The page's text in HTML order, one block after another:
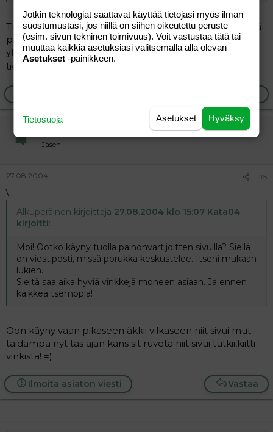
Tuo iski silmään et et marjoja ja hedelmiä aamupäivästä
paitsi banskuu illalla..miks näin?Siis mikä merkitys sil on
yleensäkkin et mitä syö aamusta ja mitä illasta? Kun ei
tiedä tää...
Jäsen
27.08.2004 #5
\
Alkuperäinen kirjoittaja 27.08.2004 klo 15:07 Kata04
kirjoitti:
Moi! Ootko käyny tuolla painonvartijoitten sivuilla? Siellä
on viestiposti, missä porukka keskustelee. Itseni mukaan
lukien.
Sieltä saa aika hyviä vinkkejä moneen asiaan. Ja ennen
kaikkea tsemppiä!
Oon käyny vaan pikaseen äkkii vilkaseen niit sivui mut
taidampa nyt täs ajan kans sit ruveta niit sivui tutkii,kiitti
vinkistä! =)
Vastaa
Ilmoita asiaton viesti
Jotkin teknologiat saattavat käyttää tietojasi myös ilman
suostumustasi, jos niillä on siihen oikeutettu peruste
(esim. sivun tekninen toimivuus). Voit vastustaa tätä tai
muuttaa kaikkia asetuksiasi valitsemalla alla olevan
Asetukset -painikkeen.
Hyväksy
Asetukset
Tietosuoja